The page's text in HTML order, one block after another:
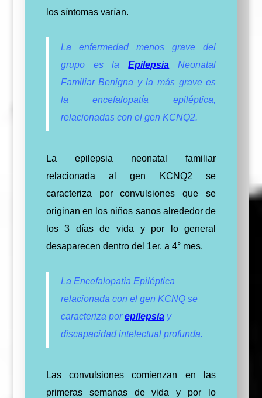
los síntomas varían.
La enfermedad menos grave del
grupo es laEpilepsia Neonatal
Familiar Benigna y la más grave es
la encefalopatía epiléptica,
relacionadas con el gen KCNQ2.
La epilepsia neonatal familiar
relacionada al gen KCNQ2 se
caracteriza por convulsiones que se
originan en los niños sanos alrededor de
los 3 días de vida y por lo general
desaparecen dentro del 1er. a 4° mes.
La Encefalopatía Epiléptica
relacionada con el gen KCNQ se
caracteriza porepilepsia y
discapacidad intelectual profunda.
Las convulsiones comienzan en las
primeras semanas de vida y por lo